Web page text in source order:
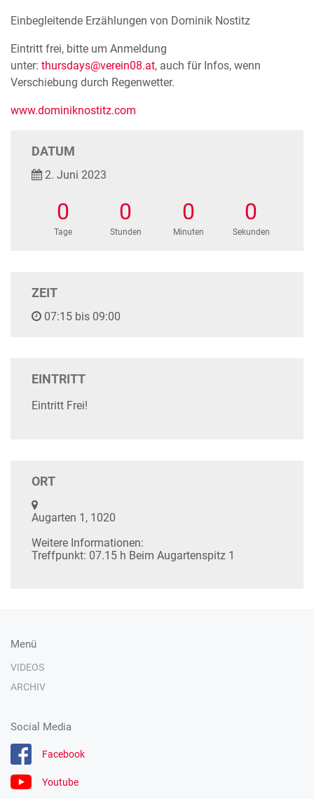
Einbegleitende Erzählungen von Dominik Nostitz
Eintritt frei, bitte um Anmeldung
unter: thursdays@verein08.at, auch für Infos, wenn
Verschiebung durch Regenwetter.
www.dominiknostitz.com
DATUM
2. Juni 2023
0
Tage
0
Stunden
0
Minuten
0
Sekunden
ZEIT
07:15 bis 09:00
EINTRITT
Eintritt Frei!
ORT
Augarten 1, 1020
Weitere Informationen:
Treffpunkt: 07.15 h Beim Augartenspitz 1
Menü
VIDEOS
ARCHIV
Social Media
Facebook
Youtube